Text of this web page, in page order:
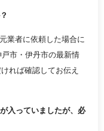
業者に依頼した場合に
市・伊丹市の最新情
れば確認してお伝え
入っていましたが、必